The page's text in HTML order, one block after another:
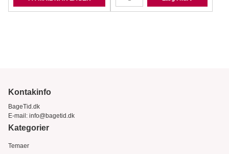
Kontakinfo
BageTid.dk
E-mail: info@bagetid.dk
Kategorier
Temaer